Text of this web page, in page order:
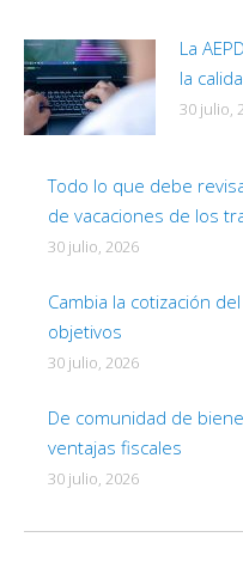
La
la
30 julio,
Todo lo que debe
de vacaciones de los
30 julio, 2026
Cambia la cotización
objetivos
30 julio, 2026
De comunidad de
ventajas fiscales
30 julio, 2026